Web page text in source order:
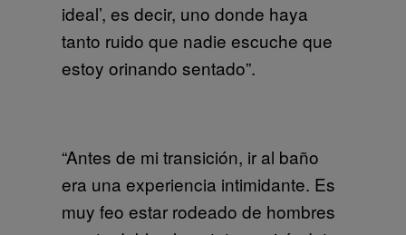
ideal’, es decir, uno donde haya
tanto ruido que nadie escuche que
estoy orinando sentado”.
“Antes de mi transición, ir al baño
era una experiencia intimidante. Es
muy feo estar rodeado de hombres